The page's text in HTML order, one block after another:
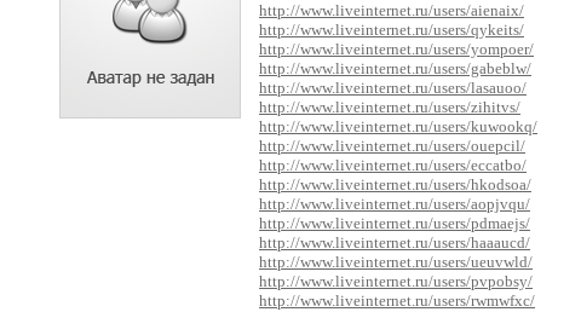
http://www.liveinternet.ru/users/aienaix/
http://www.liveinternet.ru/users/qykeits/
http://www.liveinternet.ru/users/yompoer/
http://www.liveinternet.ru/users/gabeblw/
http://www.liveinternet.ru/users/lasauoo/
http://www.liveinternet.ru/users/zihitvs/
http://www.liveinternet.ru/users/kuwookq/
http://www.liveinternet.ru/users/ouepcil/
http://www.liveinternet.ru/users/eccatbo/
http://www.liveinternet.ru/users/hkodsoa/
http://www.liveinternet.ru/users/aopjvqu/
http://www.liveinternet.ru/users/pdmaejs/
http://www.liveinternet.ru/users/haaaucd/
http://www.liveinternet.ru/users/ueuvwld/
http://www.liveinternet.ru/users/pvpobsy/
http://www.liveinternet.ru/users/rwmwfxc/